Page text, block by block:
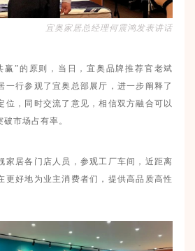
宜奥家居总经理何震鸿发表讲话
赢”的原则，当日，宜奥品牌推荐官老斌
一行参观了宜奥总部展厅，进一步阐释了
位，同时交流了意见，相信双方融合可以
市场占有率。
家居各门店人员，参观工厂车间，近距离
更好地为业主消费者们，提供高品质高性